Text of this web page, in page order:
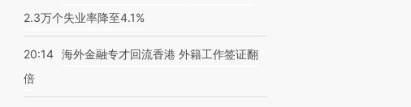
2.3万个失业率降至4.1%
20:14 海外金融专才回流香港 外籍工作签证翻
倍